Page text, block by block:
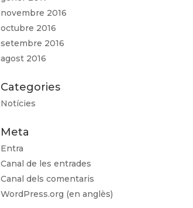
novembre 2016
octubre 2016
setembre 2016
agost 2016
Categories
Notícies
Meta
Entra
Canal de les entrades
Canal dels comentaris
WordPress.org (en anglès)